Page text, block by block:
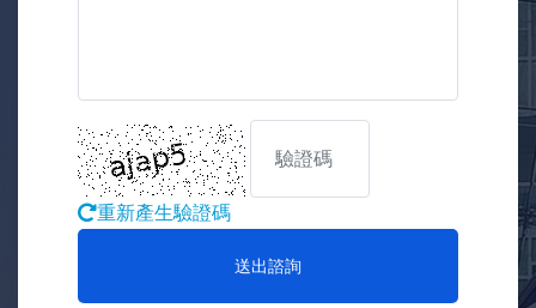
重新產生驗證碼
送出諮詢